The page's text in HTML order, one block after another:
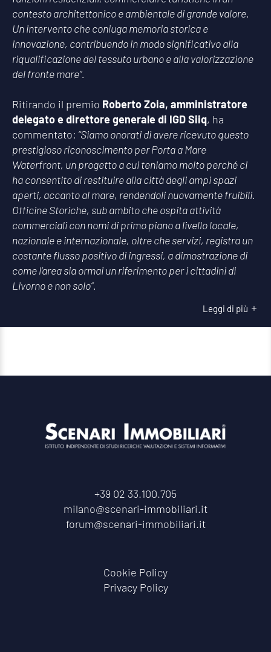
contesto architettonico e ambientale di grande valore.
Un intervento che coniuga memoria storica e
innovazione, contribuendo in modo significativo alla
riqualificazione del tessuto urbano e alla valorizzazione
del fronte mare”.
Ritirando il premio Roberto Zoia, amministratore
delegato e direttore generale di IGD Siiq, ha
commentato: “Siamo onorati di avere ricevuto questo
prestigioso riconoscimento per Porta a Mare
Waterfront, un progetto a cui teniamo molto perché ci
ha consentito di restituire alla città degli ampi spazi
aperti, accanto al mare, rendendoli nuovamente fruibili.
Officine Storiche, sub ambito che ospita attività
commerciali con nomi di primo piano a livello locale,
nazionale e internazionale, oltre che servizi, registra un
costante flusso positivo di ingressi, a dimostrazione di
come l’area sia ormai un riferimento per i cittadini di
Livorno e non solo”.
Leggi di più
+39 02 33.100.705
milano@scenari-immobiliari.it
forum@scenari-immobiliari.it
Cookie Policy
Privacy Policy